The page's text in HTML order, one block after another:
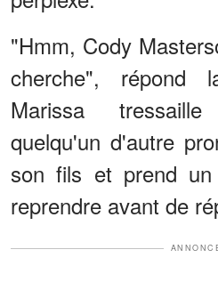
"Hmm, Cody
cherche", répond
Marissa
quelqu'un d'autre
son fils et prend
reprendre avant de